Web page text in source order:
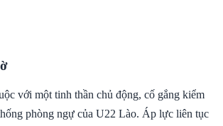
với một tinh thần chủ động, cố gắng kiểm
phòng ngự của U22 Lào. Áp lực liên tục